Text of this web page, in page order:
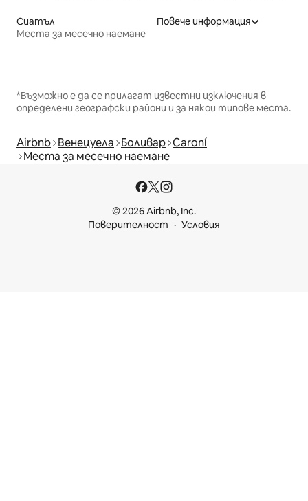
Сиатъл
Места за месечно наемане
Повече информация
*Възможно е да се прилагат известни изключения в
определени географски райони и за някои типове места.
Airbnb Венецуела Боливар Caroní
Места за месечно наемане
© 2026 Airbnb, Inc.
Поверителност
Условия